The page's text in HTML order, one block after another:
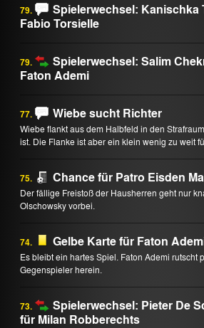
79.
Spielerwechsel: Kanischka
Fabio Torsielle
79.
Spielerwechsel: Salim
Faton Ademi
77. Wiebe sucht Richter
Wiebe flankt aus dem Halbfeld in den
ist. Die Flanke ist aber ein klein wenig zu weit
75. Chance für Patro Eisden
Der fällige Freistoß der Hausherren geht nur
Olschowsky vorbei.
74. Gelbe Karte für Faton
Es bleibt ein hartes Spiel. Faton Ademi rutscht
Gegenspieler herein.
73.
Spielerwechsel: Pieter De
für Milan Robberechts